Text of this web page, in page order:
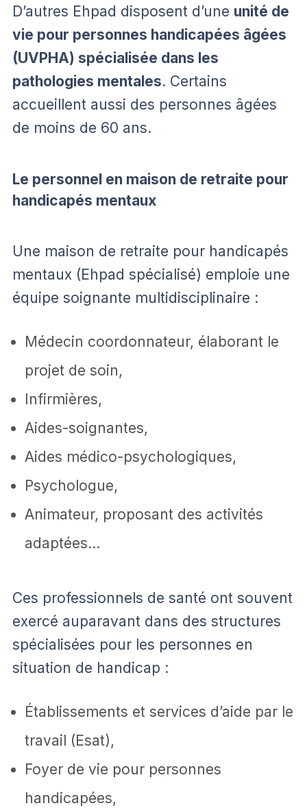
D’autres Ehpad disposent d’une unité de
vie pour personnes handicapées âgées
(UVPHA) spécialisée dans les
pathologies mentales. Certains
accueillent aussi des personnes âgées
de moins de 60 ans.
Le personnel en maison de retraite pour
handicapés mentaux
Une maison de retraite pour handicapés
mentaux (Ehpad spécialisé) emploie une
équipe soignante multidisciplinaire :
Médecin coordonnateur, élaborant le
projet de soin,
Infirmières,
Aides-soignantes,
Aides médico-psychologiques,
Psychologue,
Animateur, proposant des activités
adaptées…
Ces professionnels de santé ont souvent
exercé auparavant dans des structures
spécialisées pour les personnes en
situation de handicap :
Établissements et services d’aide par le
travail (Esat),
Foyer de vie pour personnes
handicapées,